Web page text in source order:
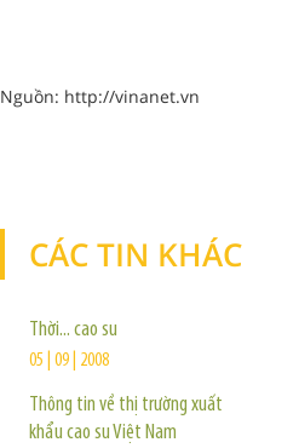
Nguồn: http://vinanet.vn
CÁC TIN KHÁC
Thời... cao su
05 | 09 | 2008
Thông tin về thị trường xuất
khẩu cao su Việt Nam